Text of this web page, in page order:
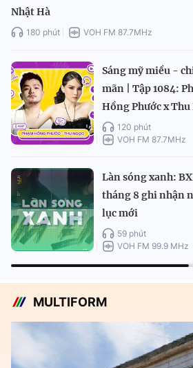
Nhật Hà
180 phút VOH FM 87.7MHz
Sáng mỹ miều -
mãn | Tập 1084:
Hồng Phước x Thu
120 phút
VOH FM 87.7MHz
Làn sóng xanh:
tháng 8 ghi nhận
lục mới
59 phút
VOH FM 99.9 MHz
MULTIFORM